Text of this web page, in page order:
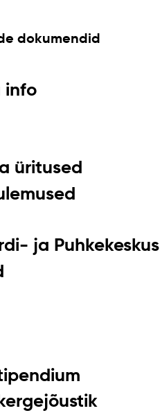
dokumendid
info
üritused
ja Puhkekeskus